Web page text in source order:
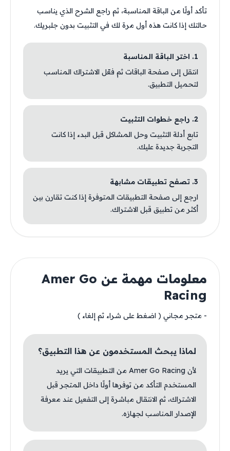
تأكد أولًا من الباقة المناسبة، ثم راجع الشرح الذي يناسب
حالتك إذا كانت هذه أول مرة لك في التثبيت بدون جلبريك.
1. اختر الباقة المناسبة
انتقل إلى صفحة الباقات ثم فعّل الاشتراك المناسب
لتحميل التطبيق.
2. راجع خطوات التثبيت
تابع أدلة التثبيت وحل المشاكل قبل البدء إذا كانت
التجربة جديدة عليك.
3. تصفح تطبيقات مشابهة
ارجع إلى صفحة التطبيقات المتوفرة إذا كنت تقارن بين
أكثر من تطبيق قبل الاشتراك.
معلومات مهمة عن Amer Go
Racing
- متجر مجاني ( اضغط على شراء ثم إلغاء )
لماذا يبحث المستخدمون عن هذا التطبيق؟
لأن Amer Go Racing من التطبيقات التي يريد
المستخدم التأكد من توفرها أولًا داخل المتجر قبل
الاشتراك، ثم الانتقال مباشرة إلى التفعيل عند معرفة
الإصدار المناسب لجهازه.